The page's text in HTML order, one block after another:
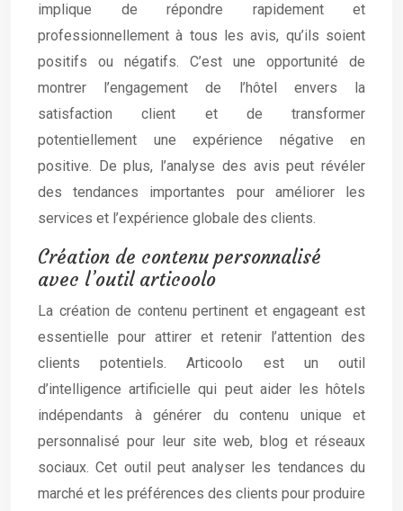
implique de répondre rapidement et
professionnellement à tous les avis, qu’ils soient
positifs ou négatifs. C’est une opportunité de
montrer l’engagement de l’hôtel envers la
satisfaction client et de transformer
potentiellement une expérience négative en
positive. De plus, l’analyse des avis peut révéler
des tendances importantes pour améliorer les
services et l’expérience globale des clients.
Création de contenu personnalisé
avec l’outil articoolo
La création de contenu pertinent et engageant est
essentielle pour attirer et retenir l’attention des
clients potentiels. Articoolo est un outil
d’intelligence artificielle qui peut aider les hôtels
indépendants à générer du contenu unique et
personnalisé pour leur site web, blog et réseaux
sociaux. Cet outil peut analyser les tendances du
marché et les préférences des clients pour produire